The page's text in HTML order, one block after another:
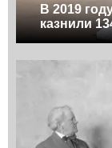
В 2019
казнили